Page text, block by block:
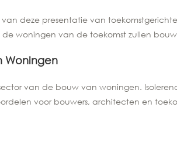
deze presentatie van
woningen van de toekomst zullen
Woningen
van de bouw van woningen.
voor bouwers, architecten en